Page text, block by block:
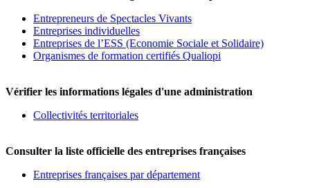
Entrepreneurs de Spectacles Vivants
Entreprises individuelles
Entreprises de l’ESS (Economie Sociale et Solidaire)
Organismes de formation certifiés Qualiopi
Vérifier les informations légales d'une administration
Collectivités territoriales
Consulter la liste officielle des entreprises françaises
Entreprises françaises par département